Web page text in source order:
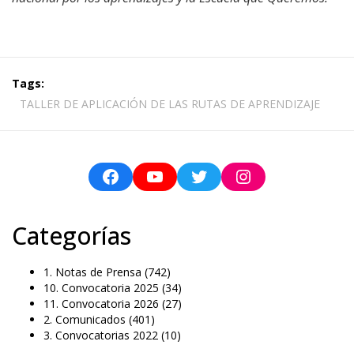
Tags:
TALLER DE APLICACIÓN DE LAS RUTAS DE APRENDIZAJE
Categorías
1. Notas de Prensa (742)
10. Convocatoria 2025 (34)
11. Convocatoria 2026 (27)
2. Comunicados (401)
3. Convocatorias 2022 (10)